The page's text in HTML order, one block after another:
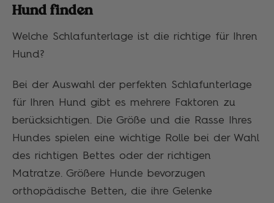
Hund finden
Welche Schlafunterlage ist die richtige für Ihren
Hund?
Bei der Auswahl der perfekten Schlafunterlage
für Ihren Hund gibt es mehrere Faktoren zu
berücksichtigen. Die Größe und die Rasse Ihres
Hundes spielen eine wichtige Rolle bei der Wahl
des richtigen Bettes oder der richtigen
Matratze. Größere Hunde bevorzugen
orthopädische Betten, die ihre Gelenke